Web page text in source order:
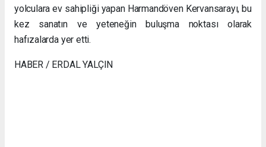
yolculara ev sahipliği yapan Harmandöven Kervansarayı, bu
kez sanatın ve yeteneğin buluşma noktası olarak
hafızalarda yer etti.
HABER / ERDAL YALÇIN